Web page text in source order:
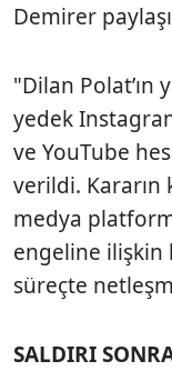
Demirer
"Dilan Polat’ın
yedek
ve YouTube
verildi. Kararın
medya
engeline ilişkin
süreçte
SALDIRI